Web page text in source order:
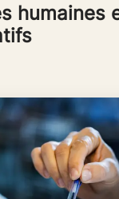
humaines